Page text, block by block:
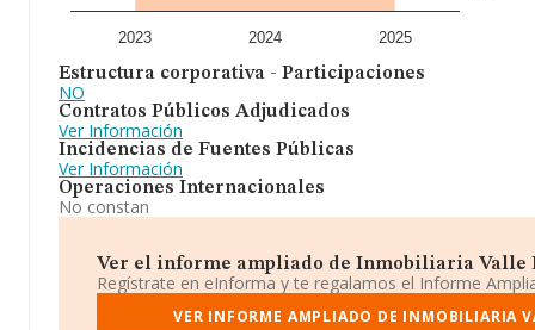
2023 2024 2025
Estructura corporativa - Participaciones
NO
Contratos Públicos Adjudicados
Ver Información
Incidencias de Fuentes Públicas
Ver Información
Operaciones Internacionales
No constan
Ver el informe ampliado de Inmobiliaria Valle
Regístrate en eInforma y te regalamos el Informe
VER INFORME AMPLIADO DE INMOBILIARIA